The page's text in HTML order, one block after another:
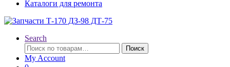
Каталоги для ремонта
Search
Искать:
Поиск
My Account